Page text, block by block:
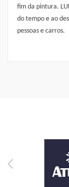
fim da pintura.
do tempo e ao
pessoas e carros.